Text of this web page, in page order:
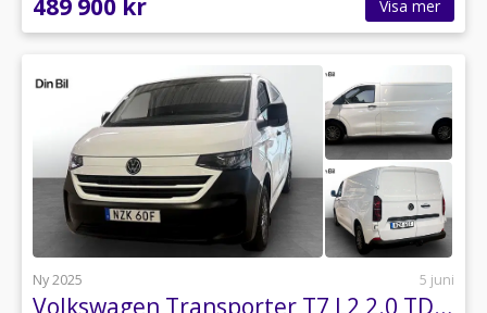
489 900 kr Visa mer
Ny 2025 5 juni
Volkswagen Transporter T7 L2 2.0 TDI 150 HK 8 AUT/Drag/Värmare